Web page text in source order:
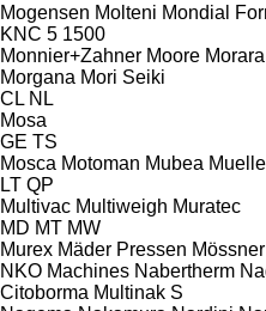
Mogensen Molteni Mondial
KNC 5 1500
Monnier+Zahner Moore Morara
Morgana Mori Seiki
CL NL
Mosa
GE TS
Mosca Motoman Mubea
LT QP
Multivac Multiweigh Muratec
MD MT MW
Murex Mäder Pressen Mössner
NKO Machines Nabertherm
Citoborma Multinak S